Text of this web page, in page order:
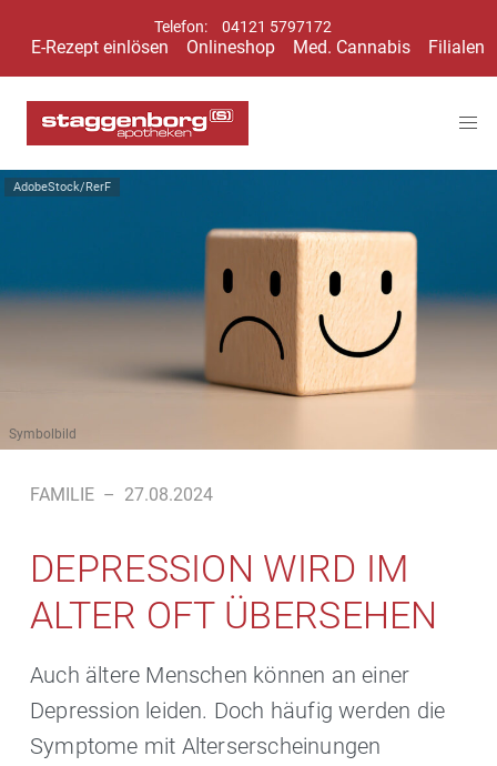
Telefon: 04121 5797172
E-Rezept einlösen Onlineshop Med. Cannabis Filialen
AdobeStock/RerF
Symbolbild
FAMILIE – 27.08.2024
DEPRESSION WIRD IM
ALTER OFT ÜBERSEHEN
Auch ältere Menschen können an einer
Depression leiden. Doch häufig werden die
Symptome mit Alterserscheinungen